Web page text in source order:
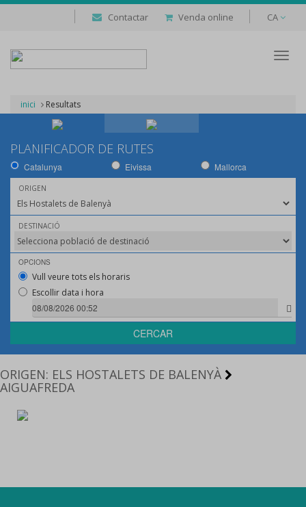
Contactar Venda online CA
inici Resultats
PLANIFICADOR DE RUTES
Catalunya Eivissa Mallorca
ORIGEN
DESTINACIÓ
OPCIONS
Vull veure tots els horaris
Escollir data i hora
CERCAR
ORIGEN: ELS HOSTALETS DE BALENYÀ
AIGUAFREDA